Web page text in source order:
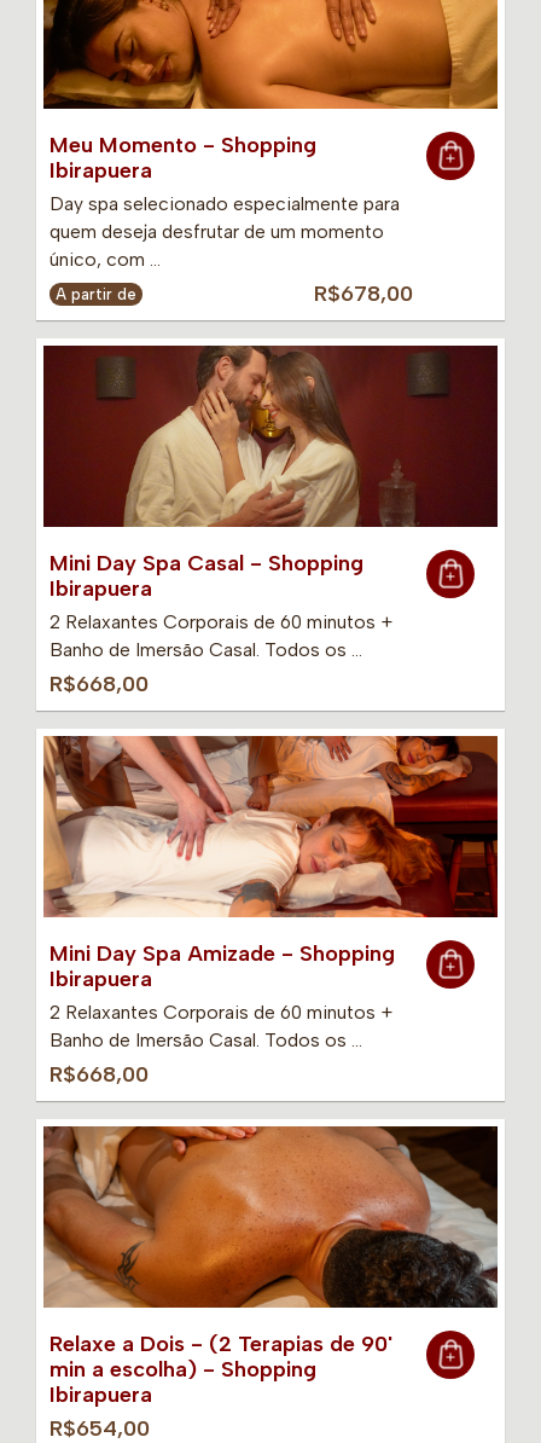
Meu Momento - Shopping
Ibirapuera
Day spa selecionado especialmente para
quem deseja desfrutar de um momento
único, com …
A partir de R$678,00
Mini Day Spa Casal - Shopping
Ibirapuera
2 Relaxantes Corporais de 60 minutos +
Banho de Imersão Casal. Todos os …
R$668,00
Mini Day Spa Amizade - Shopping
Ibirapuera
2 Relaxantes Corporais de 60 minutos +
Banho de Imersão Casal. Todos os …
R$668,00
Relaxe a Dois - (2 Terapias de 90'
min a escolha) - Shopping
Ibirapuera
R$654,00